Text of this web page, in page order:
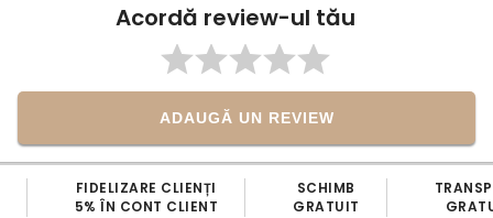
Acordă review-ul tău
ADAUGĂ UN REVIEW
FIDELIZARE CLIENȚI
5% ÎN CONT CLIENT
SCHIMB
GRATUIT